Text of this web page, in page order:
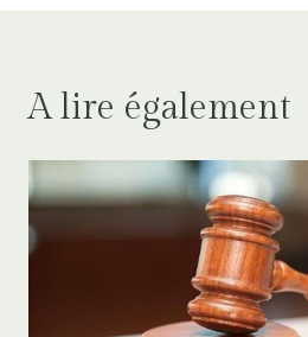
A lire également